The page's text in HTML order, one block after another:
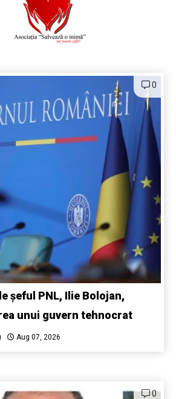
0
șeful PNL, Ilie Bolojan,
unui guvern tehnocrat
Aug 07, 2026
0